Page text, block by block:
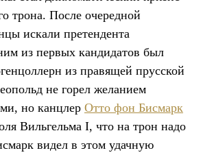
трона. После очередной
искали претендента
из первых кандидатов был
из правящей прусской
не горел желанием
но канцлер Отто фон Бисмарк
Вильгельма I, что на трон надо
видел в этом удачную